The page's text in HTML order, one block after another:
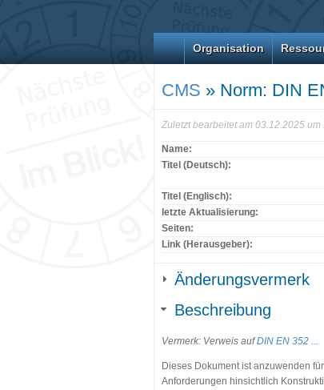
Organisation
CMS » Norm: DIN
Zuletzt bearbeitet am 03.12.2025
Name:
Titel (Deutsch):
Titel (Englisch):
letzte Aktualisierung:
Seiten:
Link (Herausgeber):
Änderungsvermerk
Beschreibung
Vermerk: Verweis aufDIN EN 352 ...
Dieses Dokument ist anzuwenden
Anforderungen hinsichtlich